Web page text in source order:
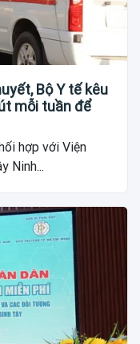
Bộ Y tế kêu
mỗi tuần để
hợp với Viện
Ninh...